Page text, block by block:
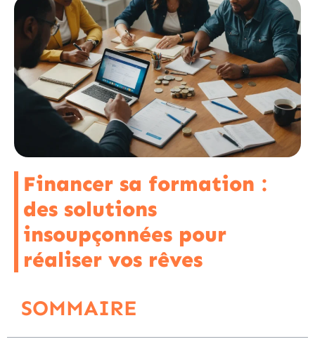
Financer sa formation :
des solutions
insoupçonnées pour
réaliser vos rêves
SOMMAIRE